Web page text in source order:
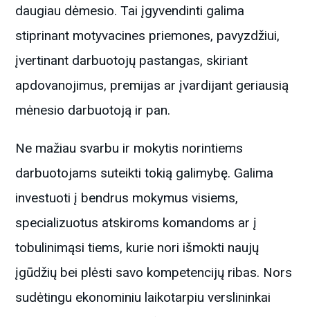
daugiau dėmesio. Tai įgyvendinti galima
stiprinant motyvacines priemones, pavyzdžiui,
įvertinant darbuotojų pastangas, skiriant
apdovanojimus, premijas ar įvardijant geriausią
mėnesio darbuotoją ir pan.
Ne mažiau svarbu ir mokytis norintiems
darbuotojams suteikti tokią galimybę. Galima
investuoti į bendrus mokymus visiems,
specializuotus atskiroms komandoms ar į
tobulinimąsi tiems, kurie nori išmokti naujų
įgūdžių bei plėsti savo kompetencijų ribas. Nors
sudėtingu ekonominiu laikotarpiu verslininkai